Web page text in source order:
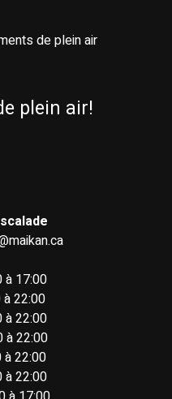
de plein air
plein air!
à 17:00
à 22:00
à 22:00
à 22:00
à 22:00
à 22:00